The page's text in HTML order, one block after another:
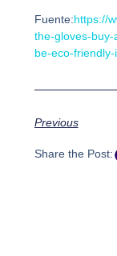
Fuente:https://
the-gloves-
be-eco-
Previous
Share the Post: